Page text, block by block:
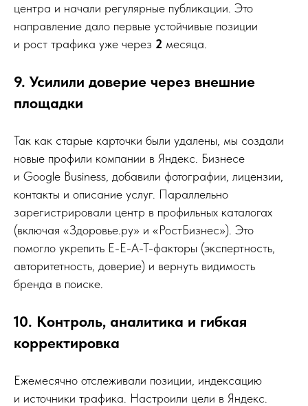
центра и начали регулярные публикации. Это
направление дало первые устойчивые позиции
и рост трафика уже через 2 месяца.
9. Усилили доверие через внешние
площадки
Так как старые карточки были удалены, мы создали
новые профили компании в Яндекс. Бизнесе
и Google Business, добавили фотографии, лицензии,
контакты и описание услуг. Параллельно
зарегистрировали центр в профильных каталогах
(включая «Здоровье.ру» и «РостБизнес»). Это
помогло укрепить E-E-A-T-факторы (экспертность,
авторитетность, доверие) и вернуть видимость
бренда в поиске.
10. Контроль, аналитика и гибкая
корректировка
Ежемесячно отслеживали позиции, индексацию
и источники трафика. Настроили цели в Яндекс.